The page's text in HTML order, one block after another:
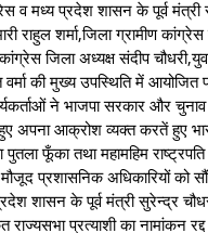
व मध्य प्रदेश शासन के पूर्व मंत्री
राहुल शर्मा,जिला ग्रामीण
जिला अध्यक्ष संदीप
वर्मा की मुख्य उपस्थिति में आयोजित
ने भाजपा सरकार और
अपना आक्रोश व्यक्त करतें हुए
फूँका तथा महामहिम
प्रशासनिक अधिकारियों को
शासन के पूर्व मंत्री सुरेन्द्र
राज्यसभा प्रत्याशी का नामांकन